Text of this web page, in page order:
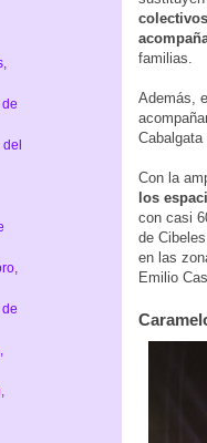
familias.
Además,
Con la
los
con casi
de
en las
Emilio
del